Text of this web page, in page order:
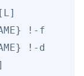
!-f
!-d